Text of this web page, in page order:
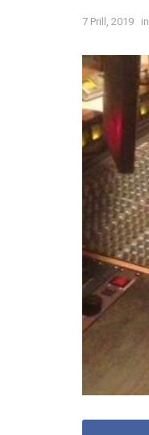
7 Prill, 2019 in